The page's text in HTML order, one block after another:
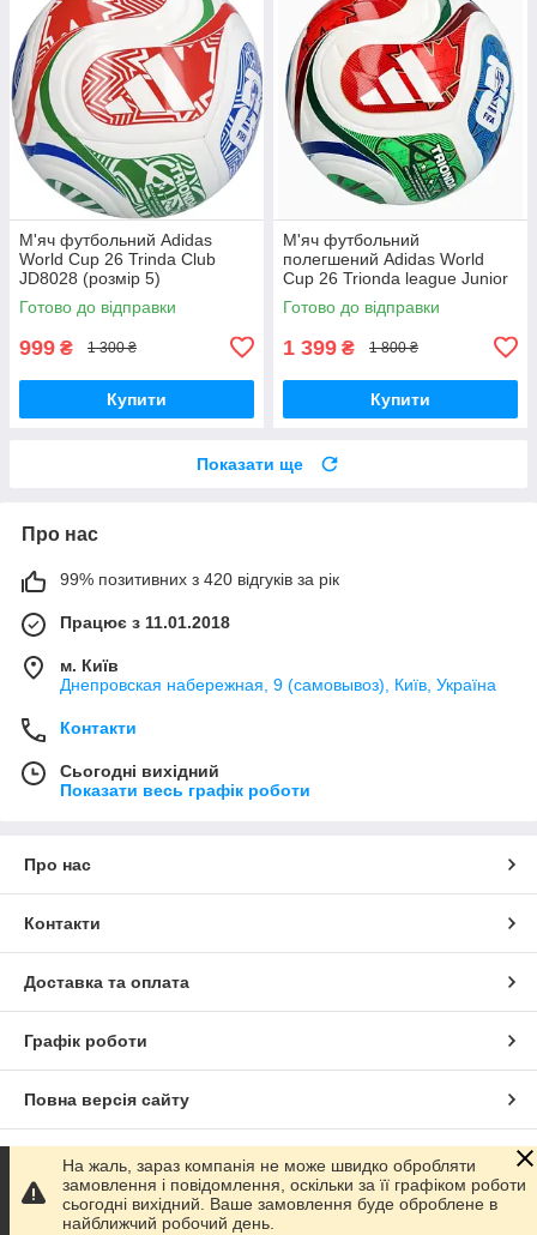
М'яч футбольний Adidas
World Cup 26 Trinda Club
JD8028 (розмір 5)
Готово до відправки
999 ₴ 1 300 ₴
Купити
М'яч футбольний
полегшений Adidas World
Cup 26 Trionda league Junior
350g JD8167 (розмір 5)
Готово до відправки
1 399 ₴ 1 800 ₴
Купити
Показати ще
Про нас
99% позитивних з 420 відгуків за рік
Працює з 11.01.2018
м. Київ
Днепровская набережная, 9 (самовывоз), Київ, Україна
Контакти
Сьогодні вихідний
Показати весь графік роботи
Про нас
Контакти
Доставка та оплата
Графік роботи
Повна версія сайту
Сайт створено на маркетплейсі
Політика конфіденційності
На жаль, зараз компанія не може швидко обробляти
замовлення і повідомлення, оскільки за її графіком роботи
сьогодні вихідний. Ваше замовлення буде оброблене в
найближчий робочий день.